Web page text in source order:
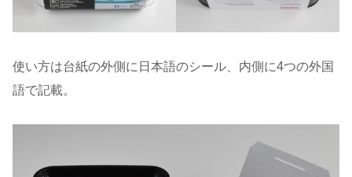
使い方は台紙の外側に日本語のシール、内側に4つの外国
語で記載。